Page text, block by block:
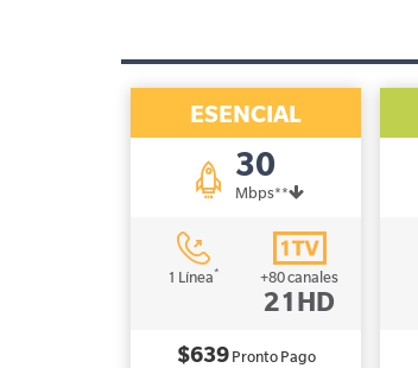
ESENCIAL
30
Mbps**
1 Línea* +80 canales
21HD
$639Pronto Pago